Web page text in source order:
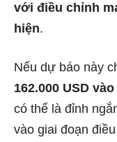
với điều chỉnh
hiện.
Nếu dự báo này
162.000 USD
có thể là đỉnh
vào giai đoạn